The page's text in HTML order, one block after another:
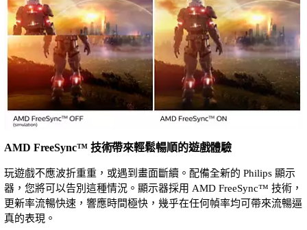
AMD FreeSync™ 技術帶來輕鬆暢順的遊戲體驗
玩遊戲不應波折重重，或遇到畫面斷續。配備全新的 Philips 顯示
器，您將可以告別這種情況。顯示器採用 AMD FreeSync™ 技術，
更新率流暢快速，響應時間極快，幾乎在任何幀率均可帶來流暢逼
真的表現。